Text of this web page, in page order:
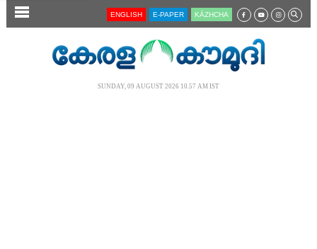
SECTIONS ENGLISH E-PAPER KĀZHCHA
SUNDAY, 09 AUGUST 2026 10.57 AM IST